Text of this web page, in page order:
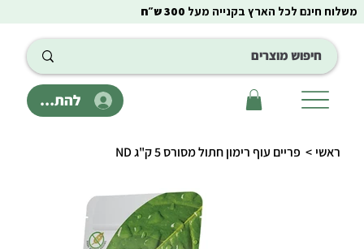
להתחבר
משלוח חינם לכל הארץ בקנייה מעל 300 ש״ח
ראשי > פריים עוף רימון חתול מסורס 5 ק"ג ND